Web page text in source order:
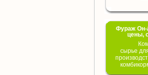
Фураж Он-
цены,
сырье